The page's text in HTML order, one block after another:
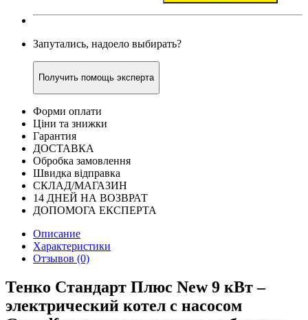
Запутались, надоело выбирать?
Получить помощь эксперта
Форми оплати
Ціни та знижки
Гарантия
ДОСТАВКА
Обробка замовлення
Швидка відправка
СКЛАД/МАГАЗИН
14 ДНЕЙ НА ВОЗВРАТ
ДОПОМОГА ЕКСПЕРТА
Описание
Характеристики
Отзывов (0)
Тенко Стандарт Плюс New 9 кВт –
электрический котел с насосом